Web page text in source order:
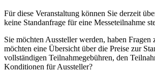
Für diese Veranstaltung können Sie derzeit
keine Standanfrage für eine Messeteilnahme
Sie möchten Aussteller werden, haben
möchten eine Übersicht über die Preise zur
vollständigen Teilnahmegebühren, den
Konditionen für Aussteller?